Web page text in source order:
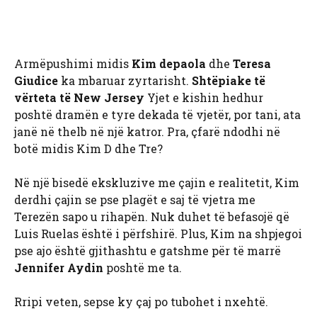
Armëpushimi midis Kim depaola dhe Teresa
Giudice ka mbaruar zyrtarisht. Shtëpiake të
vërteta të New Jersey Yjet e kishin hedhur
poshtë dramën e tyre dekada të vjetër, por tani, ata
janë në thelb në një katror. Pra, çfarë ndodhi në
botë midis Kim D dhe Tre?
Në një bisedë ekskluzive me çajin e realitetit, Kim
derdhi çajin se pse plagët e saj të vjetra me
Terezën sapo u rihapën. Nuk duhet të befasojë që
Luis Ruelas është i përfshirë. Plus, Kim na shpjegoi
pse ajo është gjithashtu e gatshme për të marrë
Jennifer Aydin poshtë me ta.
Rripi veten, sepse ky çaj po tubohet i nxehtë.